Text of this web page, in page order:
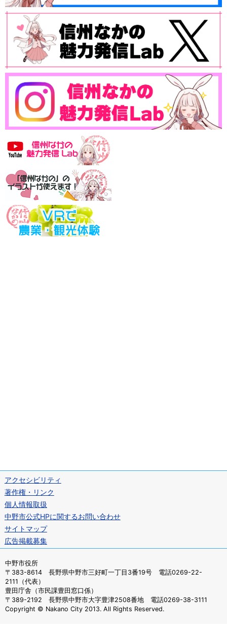
アクセシビリティ
著作権・リンク
個人情報取扱
中野市公式HPに関するお問い合わせ
サイトマップ
広告掲載募集
中野市役所
〒383-8614 長野県中野市三好町一丁目3番19号 電話0269-22-
2111（代表）
豊田庁舎（市民課豊田窓口係）
〒389-2192 長野県中野市大字豊津2508番地 電話0269-38-3111
Copyright © Nakano City 2013. All Rights Reserved.